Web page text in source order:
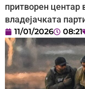
притворен центар
владејачката
11/01/2026 08:21